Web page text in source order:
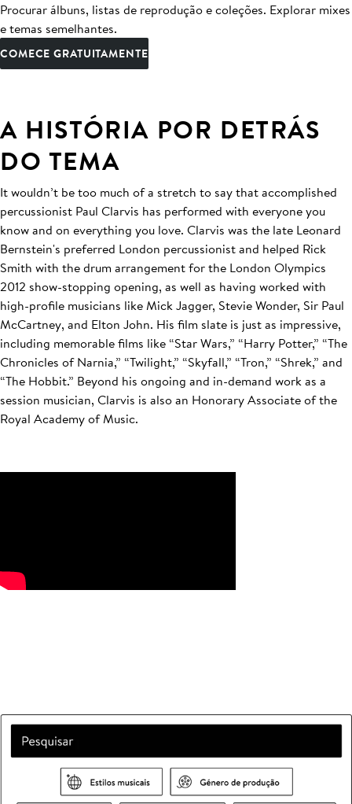
Procurar álbuns, listas de reprodução e coleções. Explorar mixes
e temas semelhantes.
COMECE GRATUITAMENTE
A HISTÓRIA POR DETRÁS
DO TEMA
It wouldn’t be too much of a stretch to say that accomplished
percussionist Paul Clarvis has performed with everyone you
know and on everything you love. Clarvis was the late Leonard
Bernstein's preferred London percussionist and helped Rick
Smith with the drum arrangement for the London Olympics
2012 show-stopping opening, as well as having worked with
high-profile musicians like Mick Jagger, Stevie Wonder, Sir Paul
McCartney, and Elton John. His film slate is just as impressive,
including memorable films like “Star Wars,” “Harry Potter,” “The
Chronicles of Narnia,” “Twilight,” “Skyfall,” “Tron,” “Shrek,” and
“The Hobbit.” Beyond his ongoing and in-demand work as a
session musician, Clarvis is also an Honorary Associate of the
Royal Academy of Music.